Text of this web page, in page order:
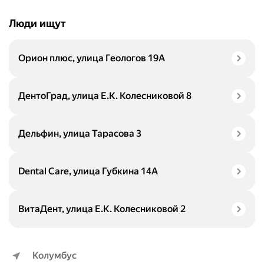
Люди ищут
Орион плюс, улица Геологов 19А
ДентоГрад, улица Е.К. Колесниковой 8
Дельфин, улица Тарасова 3
Dental Care, улица Губкина 14А
ВитаДент, улица Е.К. Колесниковой 2
Колумбус